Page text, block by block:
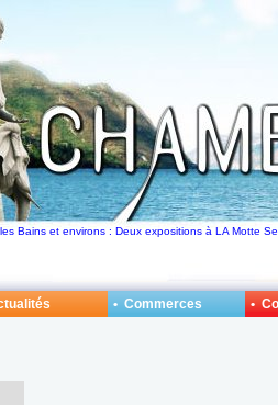
Bains et environs : Deux expositions à LA Motte
• Commerces •